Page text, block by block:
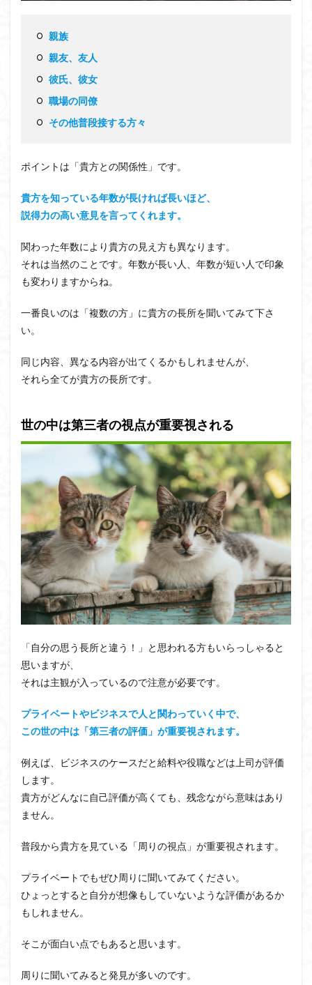
親族
親友、友人
彼氏、彼女
職場の同僚
その他普段接する方々
ポイントは「貴方との関係性」です。
貴方を知っている年数が長ければ長いほど、
説得力の高い意見を言ってくれます。
関わった年数により貴方の見え方も異なります。
それは当然のことです。年数が長い人、年数が短い人で印象
も変わりますからね。
一番良いのは「複数の方」に貴方の長所を聞いてみて下さ
い。
同じ内容、異なる内容が出てくるかもしれませんが、
それら全てが貴方の長所です。
世の中は第三者の視点が重要視される
「自分の思う長所と違う！」と思われる方もいらっしゃると
思いますが、
それは主観が入っているので注意が必要です。
プライベートやビジネスで人と関わっていく中で、
この世の中は「第三者の評価」が重要視されます。
例えば、ビジネスのケースだと給料や役職などは上司が評価
します。
貴方がどんなに自己評価が高くても、残念ながら意味はあり
ません。
普段から貴方を見ている「周りの視点」が重要視されます。
プライベートでもぜひ周りに聞いてみてください。
ひょっとすると自分が想像もしていないような評価があるか
もしれません。
そこが面白い点でもあると思います。
周りに聞いてみると発見が多いのです。